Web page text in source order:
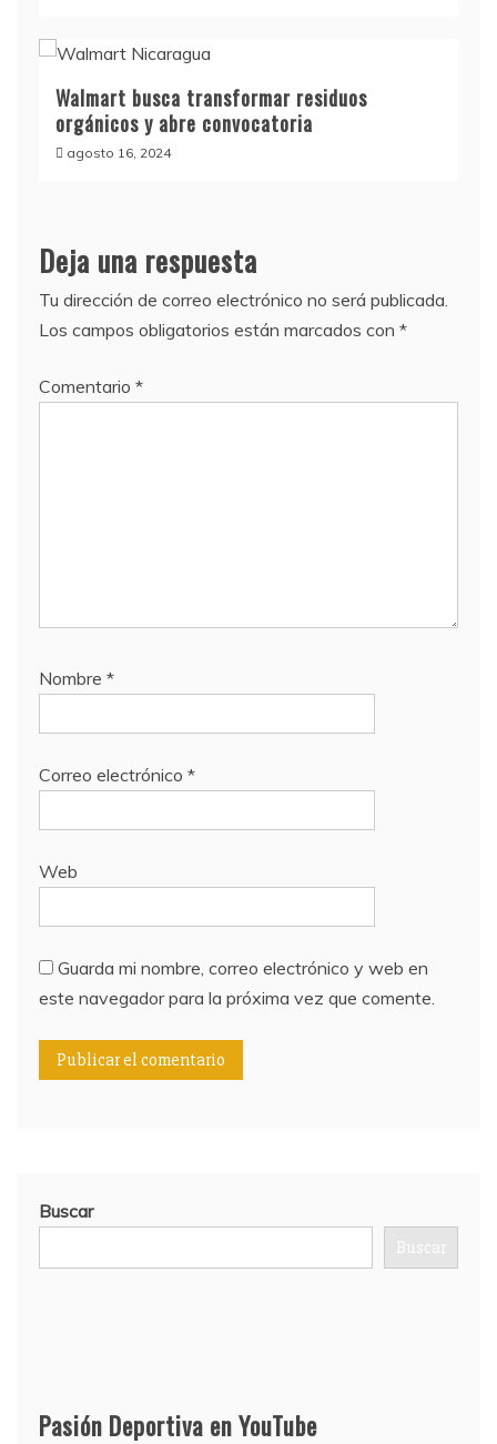
Walmart busca transformar residuos
orgánicos y abre convocatoria
agosto 16, 2024
Deja una respuesta
Tu dirección de correo electrónico no será publicada.
Los campos obligatorios están marcados con *
Comentario *
Nombre *
Correo electrónico *
Web
Guarda mi nombre, correo electrónico y web en
este navegador para la próxima vez que comente.
Buscar
Buscar
Pasión Deportiva en YouTube